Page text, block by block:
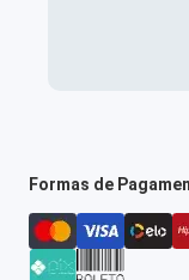
Formas de